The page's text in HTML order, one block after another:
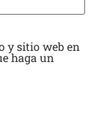
y sitio web en
haga un